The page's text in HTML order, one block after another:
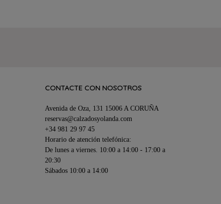
CONTACTE CON NOSOTROS
Avenida de Oza, 131 15006 A CORUÑA
reservas@calzadosyolanda.com
+34 981 29 97 45
Horario de atención telefónica:
De lunes a viernes. 10:00 a 14:00 - 17:00 a
20:30
Sábados 10:00 a 14:00